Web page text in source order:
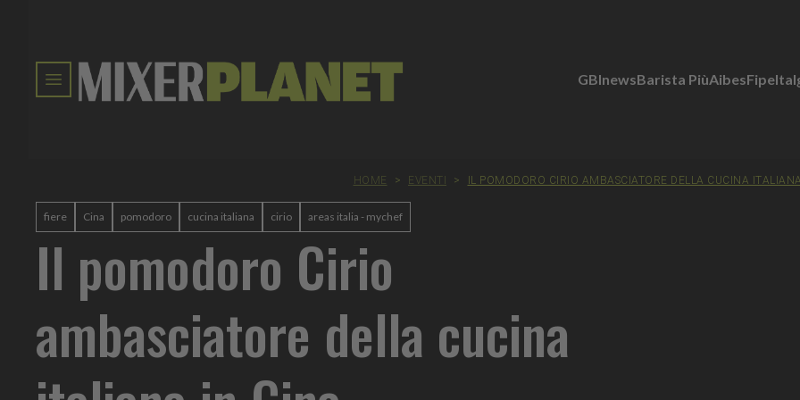
GBInewsBarista PiùAibesFipe
HOME > EVENTI > IL POMODORO CIRIO AMBASCIATORE DELLA CUCINA
fiere Cina pomodoro cucina italiana cirio areas italia - mychef
Il pomodoro Cirio
ambasciatore della cucina